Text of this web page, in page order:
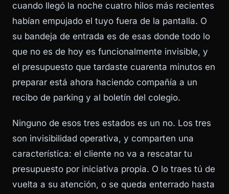
cuando llegó la noche cuatro hilos más recientes
habían empujado el tuyo fuera de la pantalla. O
su bandeja de entrada es de esas donde todo lo
que no es de hoy es funcionalmente invisible, y
el presupuesto que tardaste cuarenta minutos en
preparar está ahora haciendo compañía a un
recibo de parking y al boletín del colegio.
Ninguno de esos tres estados es un no. Los tres
son invisibilidad operativa, y comparten una
característica: el cliente no va a rescatar tu
presupuesto por iniciativa propia. O lo traes tú de
vuelta a su atención, o se queda enterrado hasta